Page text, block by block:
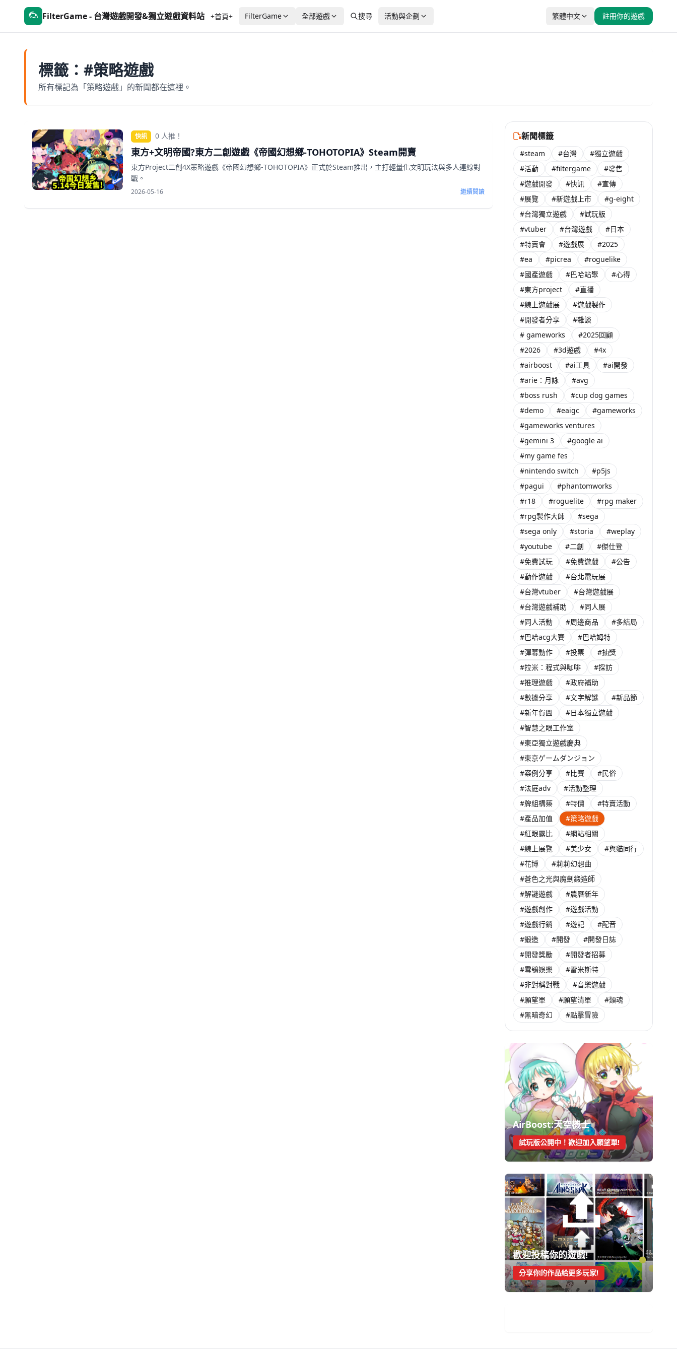
FilterGame - 台灣遊戲開發&獨立遊戲資料站 +首頁+ FilterGame 全部遊戲 搜尋 活動與企劃 繁體中文 註冊你的遊戲
標籤：#策略遊戲
所有標記為「策略遊戲」的新聞都在這裡。
快訊 0 人推！
東方+文明帝國?東方二創遊戲《帝國幻想鄉-TOHOTOPIA》Steam開賣
東方Project二創4X策略遊戲《帝國幻想鄉-TOHOTOPIA》正式於Steam推出，主打輕量化文明玩法與多人連線對
戰。
2026-05-16 繼續閱讀
新聞標籤
#steam #台灣
#獨立遊戲
#活動
#filtergame
#發售
#遊戲開發
#快訊
#宣傳
#展覽
#新遊戲上市
#g-eight
#台灣獨立遊戲
#試玩版
#vtuber
#台灣遊戲
#日本
#特賣會
#遊戲展
#2025
#ea
#picrea
#roguelike
#國產遊戲
#巴哈站聚
#心得
#東方project
#直播
#線上遊戲展
#遊戲製作
#開發者分享
#雜談
# gameworks
#2025回顧
#2026
#3d遊戲
#4x
#airboost
#ai工具
#ai開發
#arie：月詠
#avg
#boss rush
#cup dog games
#demo
#eaigc
#gameworks
#gameworks ventures
#gemini 3
#google ai
#my game fes
#nintendo switch
#p5js
#pagui
#phantomworks
#r18
#roguelite
#rpg maker
#rpg製作大師
#sega
#sega only
#storia
#weplay
#youtube
#二創
#傑仕登
#免費試玩
#免費遊戲
#公告
#動作遊戲
#台北電玩展
#台灣vtuber
#台灣遊戲展
#台灣遊戲補助
#同人展
#同人活動
#周邊商品
#多結局
#巴哈acg大賽
#巴哈姆特
#彈幕動作
#投票
#抽獎
#拉米：程式與咖啡
#採訪
#推理遊戲
#政府補助
#數據分享
#文字解謎
#新品節
#新年賀圖
#日本獨立遊戲
#智慧之眼工作室
#東亞獨立遊戲慶典
#東京ゲームダンジョン
#案例分享
#比賽
#民俗
#法庭adv
#活動整理
#牌組構築
#特價
#特賣活動
#產品加值
#策略遊戲
#紅眼露比
#網站相關
#線上展覽
#美少女
#與貓同行
#花博
#莉莉幻想曲
#蒼色之光與魔劍鍛造師
#解謎遊戲
#農曆新年
#遊戲創作
#遊戲活動
#遊戲行銷
#遊記
#配音
#鍛造
#開發
#開發日誌
#開發獎勵
#開發者招募
#雪鴞娛樂
#雷米斯特
#非對稱對戰
#音樂遊戲
#願望單
#願望清單
#類魂
#黑暗奇幻
#點擊冒險
AirBoost:天空機士
試玩版公開中！歡迎加入願望單!
歡迎投稿你的遊戲!
分享你的作品給更多玩家!